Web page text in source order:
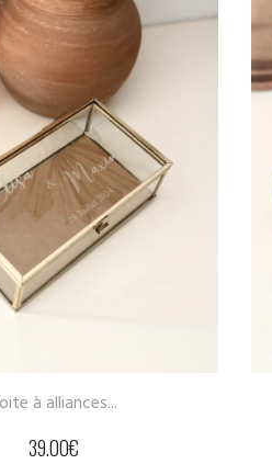
Boite à alliances...
19.00